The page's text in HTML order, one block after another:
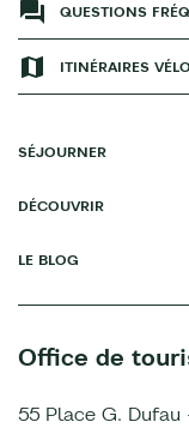
QUESTIONS
ITINÉRAIRES
SÉJOURNER
DÉCOUVRIR
LE BLOG
Office de
55 Place G.